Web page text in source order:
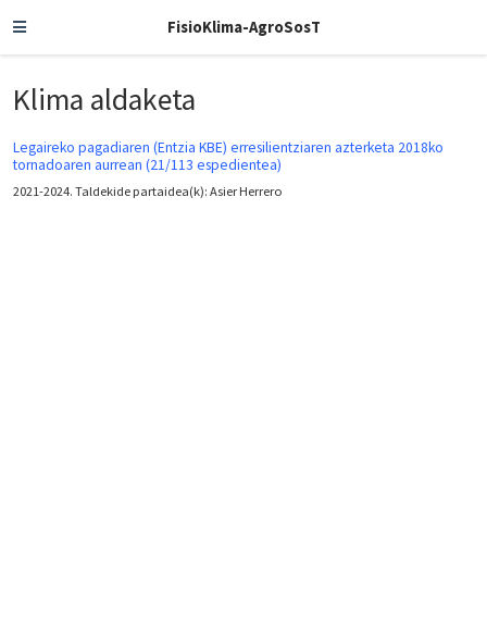
FisioKlima-AgroSosT
Klima aldaketa
Legaireko pagadiaren (Entzia KBE) erresilientziaren azterketa 2018ko
tornadoaren aurrean (21/113 espedientea)
2021-2024. Taldekide partaidea(k): Asier Herrero